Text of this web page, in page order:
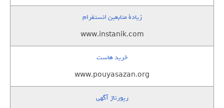
زيادة متابعين انستقرام
www.instanik.com
خرید هاست
www.pouyasazan.org
رپورتاژ آگهی